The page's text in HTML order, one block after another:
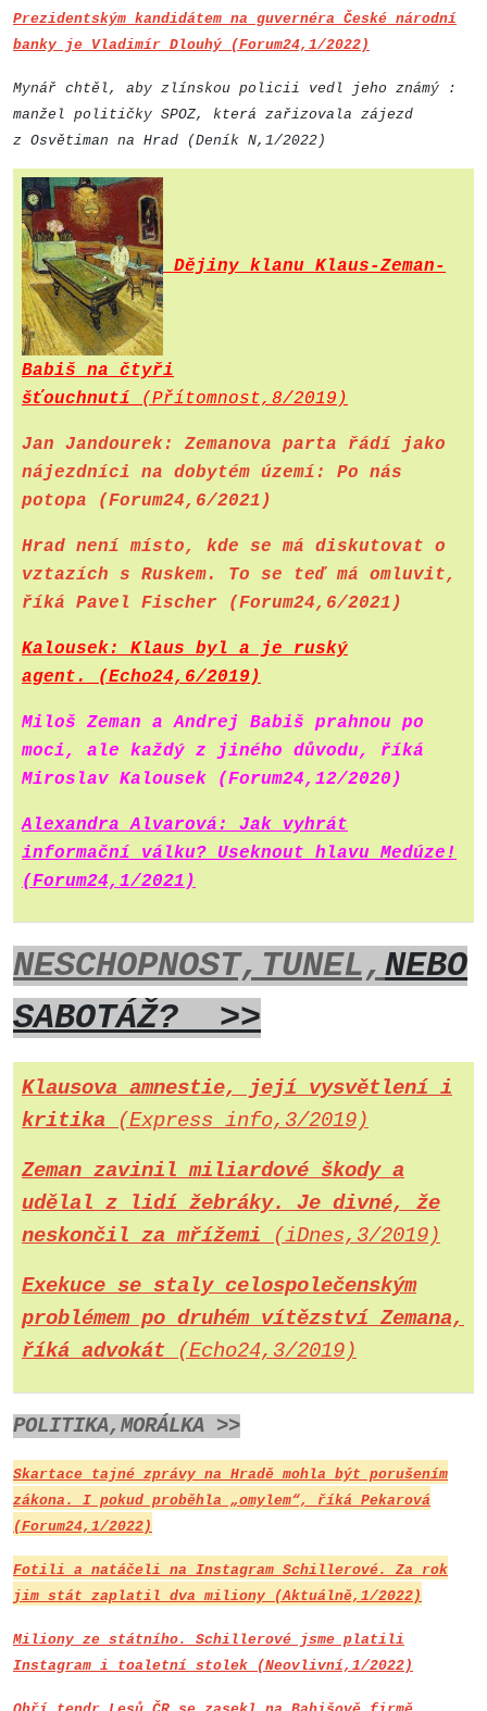
Prezidentským kandidátem na guvernéra České národní
banky je Vladimír Dlouhý (Forum24,1/2022)
Mynář chtěl, aby zlínskou policii vedl jeho známý :
manžel političky SPOZ, která zařizovala zájezd
z Osvětiman na Hrad (Deník N,1/2022)
Dějiny klanu Klaus-Zeman-
Babiš na čtyři
šťouchnutí
(Přítomnost, 8/2019)
Jan Jandourek: Zemanova parta řádí jako
nájezdníci na dobytém území: Po nás
potopa (Forum24,6/2021)
Hrad není místo, kde se má diskutovat o
vztazích s Ruskem. To se teď má omluvit,
říká Pavel Fischer (Forum24,6/2021)
Kalousek: Klaus byl a je ruský
agent.
(Echo24,6/2019)
Miloš Zeman a Andrej Babiš prahnou po
moci, ale každý z jiného důvodu, říká
Miroslav Kalousek (Forum24,12/2020)
Alexandra Alvarová: Jak vyhrát
informační válku? Useknout hlavu Medúze!
(Forum24,1/2021)
NESCHOPNOST, TUNEL, NEBO
SABOTÁŽ? >>
Klausova amnestie, její vysvětlení i
kritika (Express info,3/2019)
Zeman zavinil miliardové škody a
udělal z lidí žebráky. Je divné, že
neskončil za mřížemi
(iDnes,3/2019)
Exekuce se staly celospolečenským
problémem po druhém vítězství Zemana,
říká advokát
(Echo24,3/2019)
POLITIKA,MORÁLKA >>
Skartace tajné zprávy na Hradě mohla být porušením
zákona. I pokud proběhla „omylem“, říká Pekarová
(Forum24,1/2022)
Fotili a natáčeli na Instagram Schillerové. Za rok
jim stát zaplatil dva miliony (Aktuálně,1/2022)
Miliony ze státního. Schillerové jsme platili
Instagram i toaletní stolek (Neovlivní,1/2022)